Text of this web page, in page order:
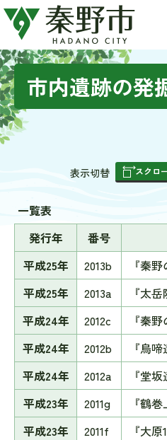
市内遺跡の発
表
の
表示切替 スクロ
一覧表
発行年
番号
平成25年
2013b
『秦
平成25年
2013a
『太
平成24年
2012c
『秦
平成24年
2012b
『烏啼
平成24年
2012a
『堂
平成23年
2011g
『鶴
平成23年
2011f
『大